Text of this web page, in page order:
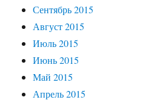
Сентябрь 2015
Август 2015
Июль 2015
Июнь 2015
Май 2015
Апрель 2015